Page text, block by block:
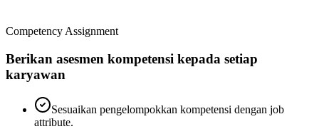
Competency Assignment
Berikan asesmen kompetensi kepada setiap
karyawan
Sesuaikan pengelompokkan kompetensi dengan job
attribute.